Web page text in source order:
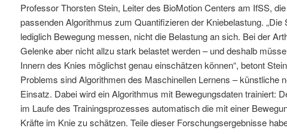
Professor Thorsten Stein, Leiter des BioMotion Centers am IfSS,
passenden Algorithmus zum Quantifizieren der Kniebelastung. „Die
lediglich Bewegung messen, nicht die Belastung an sich. Bei der
Gelenke aber nicht allzu stark belastet werden – und deshalb
Innern des Knies möglichst genau einschätzen können“, betont
Problems sind Algorithmen des Maschinellen Lernens – künstliche
Einsatz. Dabei wird ein Algorithmus mit Bewegungsdaten trainiert:
im Laufe des Trainingsprozesses automatisch die mit einer
Kräfte im Knie zu schätzen. Teile dieser Forschungsergebnisse